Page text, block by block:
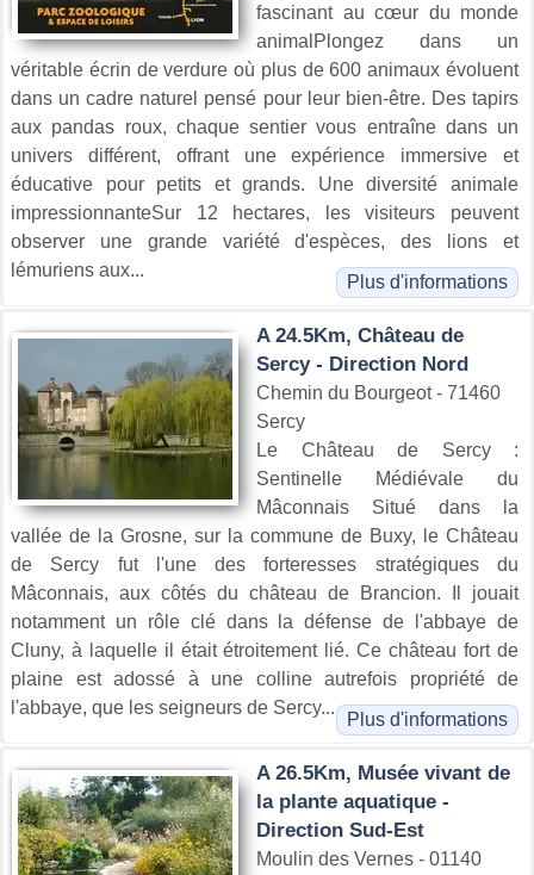
fascinant au cœur du monde
animalPlongez dans un
véritable écrin de verdure où plus de 600 animaux évoluent
dans un cadre naturel pensé pour leur bien-être. Des tapirs
aux pandas roux, chaque sentier vous entraîne dans un
univers différent, offrant une expérience immersive et
éducative pour petits et grands. Une diversité animale
impressionnanteSur 12 hectares, les visiteurs peuvent
observer une grande variété d'espèces, des lions et
lémuriens aux...
Plus d'informations
A 24.5Km, Château de
Sercy - Direction Nord
Chemin du Bourgeot - 71460
Sercy
Le Château de Sercy :
Sentinelle Médiévale du
Mâconnais Situé dans la
vallée de la Grosne, sur la commune de Buxy, le Château
de Sercy fut l'une des forteresses stratégiques du
Mâconnais, aux côtés du château de Brancion. Il jouait
notamment un rôle clé dans la défense de l'abbaye de
Cluny, à laquelle il était étroitement lié. Ce château fort de
plaine est adossé à une colline autrefois propriété de
l'abbaye, que les seigneurs de Sercy...
Plus d'informations
A 26.5Km, Musée vivant de
la plante aquatique -
Direction Sud-Est
Moulin des Vernes - 01140